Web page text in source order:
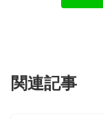
関連記事